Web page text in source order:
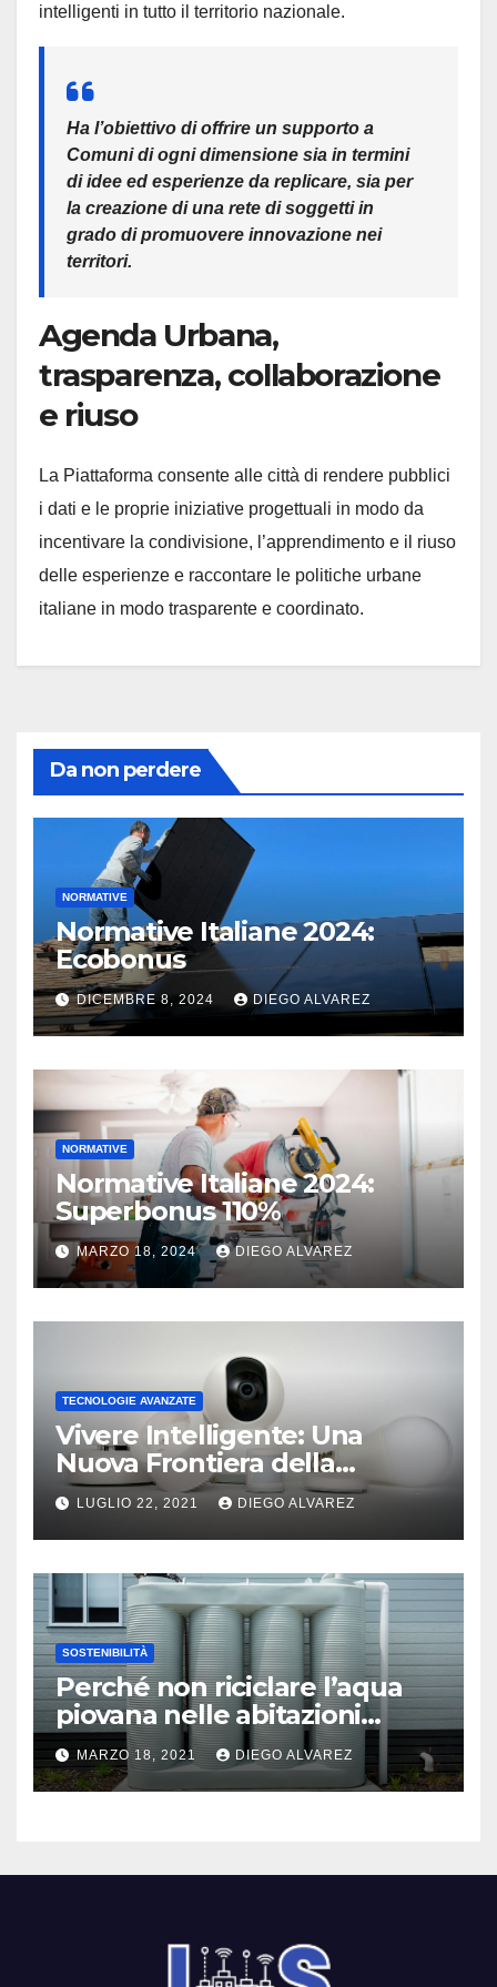
intelligenti in tutto il territorio nazionale.
Ha l’obiettivo di offrire un supporto a
Comuni di ogni dimensione sia in termini
di idee ed esperienze da replicare, sia per
la creazione di una rete di soggetti in
grado di promuovere innovazione nei
territori.
Agenda Urbana,
trasparenza, collaborazione
e riuso
La Piattaforma consente alle città di rendere pubblici
i dati e le proprie iniziative progettuali in modo da
incentivare la condivisione, l’apprendimento e il riuso
delle esperienze e raccontare le politiche urbane
italiane in modo trasparente e coordinato.
Da non perdere
NORMATIVE
Normative Italiane 2024:
Ecobonus
DICEMBRE 8, 2024 DIEGO ALVAREZ
NORMATIVE
Normative Italiane 2024:
Superbonus 110%
MARZO 18, 2024 DIEGO ALVAREZ
TECNOLOGIE AVANZATE
Vivere Intelligente: Una
Nuova Frontiera della
Modernità
LUGLIO 22, 2021 DIEGO ALVAREZ
SOSTENIBILITÀ
Perché non riciclare l’aqua
piovana nelle abitazioni
moderne?
MARZO 18, 2021 DIEGO ALVAREZ